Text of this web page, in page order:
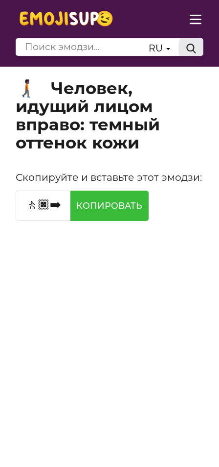
RU
🚶🏿‍➡️
Человек,
идущий лицом
вправо: темный
оттенок кожи
Скопируйте и вставьте этот эмодзи:
🚶🏿‍➡️ КОПИРОВАТЬ